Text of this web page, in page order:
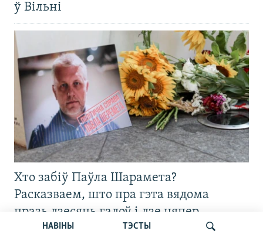
НАВІНЫ ТЭСТЫ
ў Вільні
Хто забіў Паўла Шарамета?
Расказваем, што пра гэта вядома
празь дзесяць гадоў і дзе цяпер
асноўныя падазраваныя